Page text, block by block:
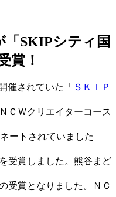
「SKIPシティ国
賞！
催されていた「 ＳＫＩＰ
ＣＷクリエイターコース
ートされていました
受賞しました。熊谷まど
受賞となりました。ＮＣ